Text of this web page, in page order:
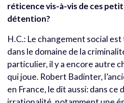
réticence vis-à-vis de ces
détention?
H.C.: Le changement social
dans le domaine de la
particulier, il y a encore autre
qui joue. Robert Badinter,
en France, le dit aussi: dans ce